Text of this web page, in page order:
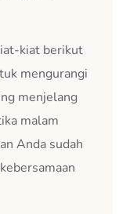
kiat berikut
mengurangi
menjelang
malam
Anda sudah